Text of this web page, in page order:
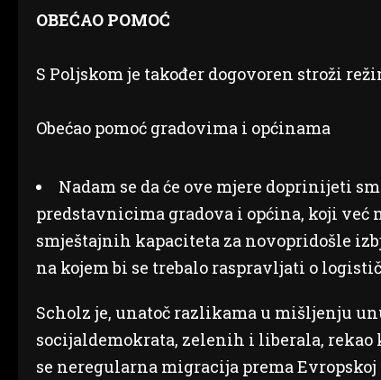
OBEĆAO POMOĆ
S Poljskom je također dogovoren stroži
Obećao pomoć gradovima i općinama
Nadam se da će ove mjere doprinijeti
predstavnicima gradova i općina, koji već
smještajnih kapaciteta za novopridošle
na kojem bi se trebalo raspravljati o
Scholz je, unatoč razlikama u mišljenju
socijaldemokrata, zelenih i liberala, rekao
se neregularna migracija prema